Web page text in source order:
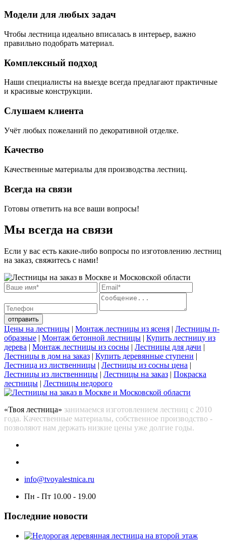
Модели для любых задач
Чтобы лестница идеально вписалась в интерьер, важно
правильно подобрать материал.
Комплексный подход
Наши специалисты на выезде всегда предлагают практичные
и красивые конструкции.
Слушаем клиента
Учёт любых пожеланий по декоративной отделке.
Качество
Качественные материалы для производства лестниц.
Всегда на связи
Готовы ответить на все ваши вопросы!
Мы всегда на связи
Если у вас есть какие-либо вопросы по изготовлению лестниц
на заказ, свяжитесь с нами!
отправить
Цены на лестницы | Монтаж лестницы из ясеня | Лестницы п-
образные | Монтаж бетонной лестницы | Купить лестницу из
дерева | Монтаж лестницы из сосны | Лестницы для дачи |
Лестницы в дом на заказ | Купить деревянные ступени |
Лестница из лиственницы | Лестницы из сосны цена |
Лестницы из лиственницы | Лестницы на заказ | Покраска
лестницы | Лестницы недорого
«Твоя лестница» занимаемся изготовлением лестниц с 2010
года. Качественные материалы, собственное производство -
позволяют нам держать низкие цены уже долгие годы.
info@tvoyalestnica.ru
Пн - Пт 10.00 - 19.00
Последние новости